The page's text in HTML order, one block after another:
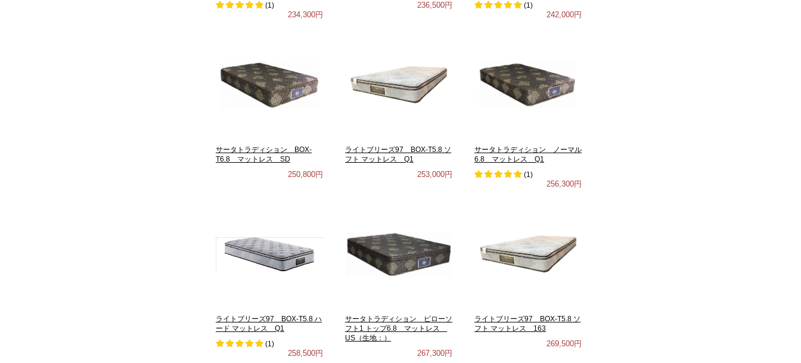
(1)
234,300円
236,500円
(1)
242,000円
サータトラディション BOX-
T6.8 マットレス SD
250,800円
ライトブリーズ97 BOX-T5.8 ソ
フト マットレス Q1
253,000円
サータトラディション ノーマル
6.8 マットレス Q1
(1)
256,300円
ライトブリーズ97 BOX-T5.8 ハ
ード マットレス Q1
(1)
258,500円
サータトラディション ピローソ
フト1 トップ6.8 マットレス
US（生地：）
267,300円
ライトブリーズ97 BOX-T5.8 ソ
フト マットレス 163
269,500円